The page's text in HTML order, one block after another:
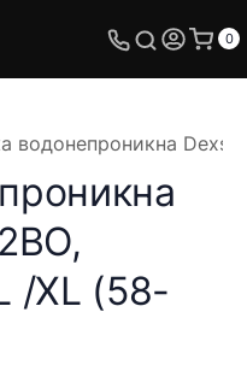
0
водонепроникна
/XL (58-